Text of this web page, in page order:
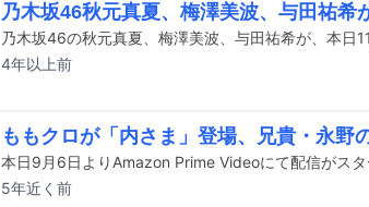
乃木坂46秋元真夏、梅澤美波、与田祐
4年以上前
ももクロが「内さま」登場、兄貴・永野
5年近く 前